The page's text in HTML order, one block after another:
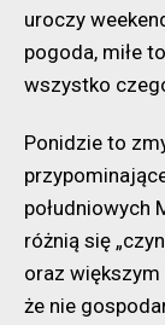
uroczy
pogoda, miłe
wszystko
Ponidzie to
południowych
różnią się
oraz
że nie